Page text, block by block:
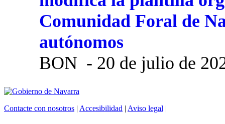
Comunidad Foral de
autónomos
BON - 20 de julio de
Contacte con nosotros | Accesibilidad | Aviso legal |